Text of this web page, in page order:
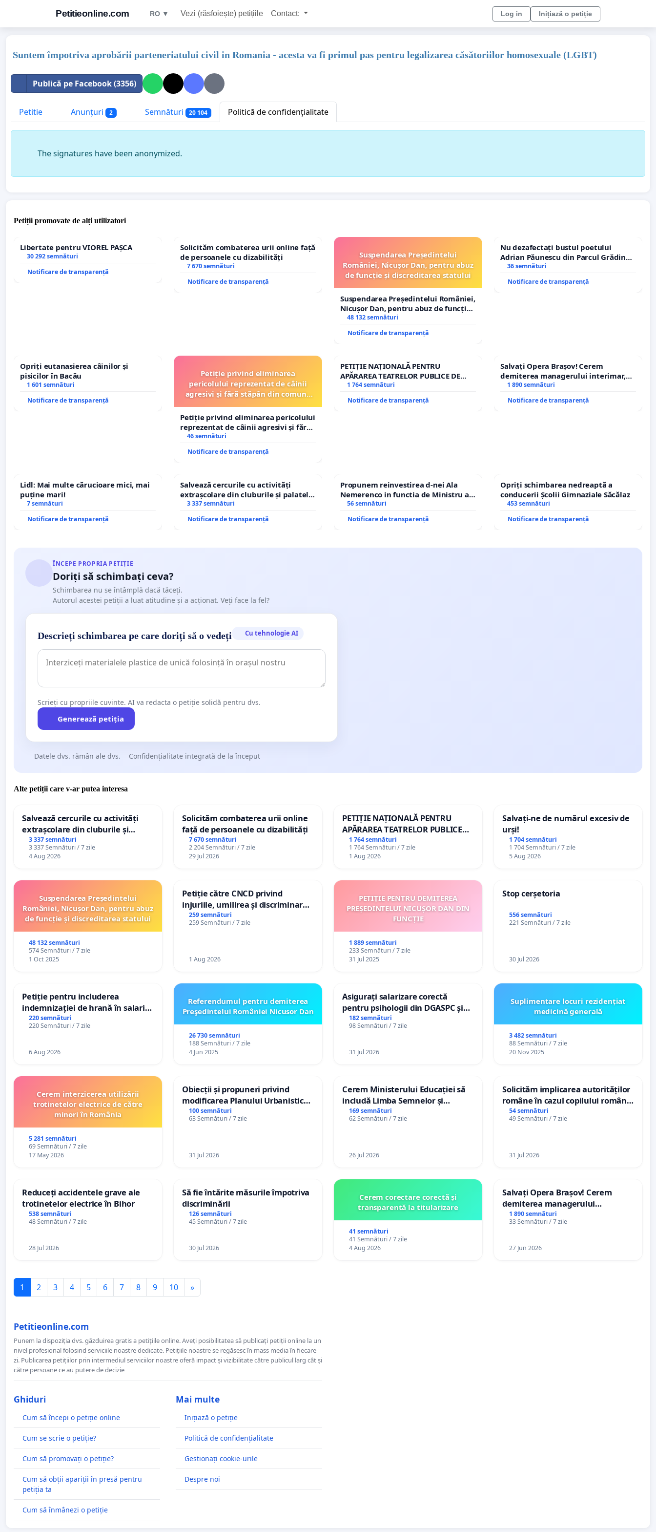
Petitieonline.com RO ▼ Vezi (răsfoiește) petițiile Contact: Log in Inițiază o petiție
Suntem împotriva aprobării parteneriatului civil in Romania - acesta va fi primul pas pentru legalizarea căsătoriilor homosexuale (LGBT)
Publică pe Facebook (3356)
Petitie Anunțuri 2 Semnături 20 104 Politică de confidențialitate
The signatures have been anonymized.
Petiții promovate de alți utilizatori
Libertate pentru VIOREL PAȘCA
30 292 semnături
Notificare de transparență
Solicităm combaterea urii online față
de persoanele cu dizabilități
7 670 semnături
Notificare de transparență
Suspendarea Președintelui
României, Nicușor Dan, pentru abuz
de funcție și discreditarea statului
Suspendarea Președintelui României,
Nicușor Dan, pentru abuz de funcție
și discreditarea statului
48 132 semnături
Notificare de transparență
Nu dezafectați bustul poetului
Adrian Păunescu din Parcul Grădina
Icoanei! Stop cenzurii culturale!
36 semnături
Notificare de transparență
Opriți eutanasierea câinilor și
pisicilor în Bacău
1 601 semnături
Notificare de transparență
Petiție privind eliminarea
pericolului reprezentat de câinii
agresivi și fără stăpân din comuna
Petiție privind eliminarea pericolului
reprezentat de câinii agresivi și fără
stăpân din comuna Tunari
46 semnături
Notificare de transparență
PETIȚIE NAȚIONALĂ PENTRU
APĂRAREA TEATRELOR PUBLICE DE
REPERTORIU DIN ROMÂNIA
1 764 semnături
Notificare de transparență
Salvați Opera Brașov! Cerem
demiterea managerului interimar,
Petrean Lucian-Marius!
1 890 semnături
Notificare de transparență
Lidl: Mai multe cărucioare mici, mai
puține mari!
7 semnături
Notificare de transparență
Salvează cercurile cu activități
extrașcolare din cluburile și palatele
copiilor
3 337 semnături
Notificare de transparență
Propunem reinvestirea d-nei Ala
Nemerenco in functia de Ministru al
Sanatatii
56 semnături
Notificare de transparență
Opriți schimbarea nedreaptă a
conducerii Școlii Gimnaziale Săcălaz
453 semnături
Notificare de transparență
ÎNCEPE PROPRIA PETIȚIE
Doriți să schimbați ceva?
Schimbarea nu se întâmplă dacă tăceți.
Autorul acestei petiții a luat atitudine și a acționat. Veți face la fel?
Descrieți schimbarea pe care doriți să o vedeți Cu tehnologie AI
Scrieți cu propriile cuvinte. AI va redacta o petiție solidă pentru dvs.
Generează petiția
Datele dvs. rămân ale dvs. Confidențialitate integrată de la început
Alte petiții care v-ar putea interesa
Salvează cercurile cu activități
extrașcolare din cluburile și
palatele copiilor
3 337 semnături
3 337 Semnături / 7 zile
4 Aug 2026
Solicităm combaterea urii online
față de persoanele cu dizabilități
7 670 semnături
2 204 Semnături / 7 zile
29 Jul 2026
PETIȚIE NAȚIONALĂ PENTRU
APĂRAREA TEATRELOR PUBLICE
DE REPERTORIU DIN ROMÂNIA
1 764 semnături
1 764 Semnături / 7 zile
1 Aug 2026
Salvați-ne de numărul excesiv de
urși!
1 704 semnături
1 704 Semnături / 7 zile
5 Aug 2026
Suspendarea Președintelui
României, Nicușor Dan, pentru abuz
de funcție și discreditarea statului
48 132 semnături
574 Semnături / 7 zile
1 Oct 2025
Petiție către CNCD privind
injuriile, umilirea și discriminarea
persoanelor cu dizabilități de
către utilizatorul TikTok „Gorici”
259 semnături
259 Semnături / 7 zile
1 Aug 2026
PETIȚIE PENTRU DEMITEREA
PREȘEDINTELUI NICUȘOR DAN DIN
FUNCȚIE
1 889 semnături
233 Semnături / 7 zile
31 Jul 2025
Stop cerșetoria
556 semnături
221 Semnături / 7 zile
30 Jul 2026
Petiție pentru includerea
indemnizației de hrană în salariul
de bază și protejarea gradațiilor
de vechime pentru asistenții
220 semnături
220 Semnături / 7 zile
6 Aug 2026
Referendumul pentru demiterea
Preşedintelui României Nicusor Dan
26 730 semnături
188 Semnături / 7 zile
4 Jun 2025
Asigurați salarizare corectă
pentru psihologii din DGASPC și
spitale
182 semnături
98 Semnături / 7 zile
31 Jul 2026
Suplimentare locuri rezidențiat
medicină generală
3 482 semnături
88 Semnături / 7 zile
20 Nov 2025
Cerem interzicerea utilizării
trotinetelor electrice de către
minori în România
5 281 semnături
69 Semnături / 7 zile
17 May 2026
Obiecții și propuneri privind
modificarea Planului Urbanistic
General al orașului Ialoveni
100 semnături
63 Semnături / 7 zile
31 Jul 2026
Cerem Ministerului Educației să
includă Limba Semnelor și
alfabetul Braille în școlile din
Republica Moldova!
169 semnături
62 Semnături / 7 zile
26 Jul 2026
Solicităm implicarea autorităților
române în cazul copilului român
Wiliam Kristian Gheorghe, aflat în
plasament în Danemarca de 12
54 semnături
49 Semnături / 7 zile
31 Jul 2026
Reduceți accidentele grave ale
trotinetelor electrice în Bihor
538 semnături
48 Semnături / 7 zile
28 Jul 2026
Să fie întărite măsurile împotriva
discriminării
126 semnături
45 Semnături / 7 zile
30 Jul 2026
Cerem corectare corectă și
transparentă la titularizare
41 semnături
41 Semnături / 7 zile
4 Aug 2026
Salvați Opera Brașov! Cerem
demiterea managerului
interimar, Petrean Lucian-Marius!
1 890 semnături
33 Semnături / 7 zile
27 Jun 2026
1 2 3 4 5 6 7 8 9 10 »
Petitieonline.com
Punem la dispoziția dvs. găzduirea gratis a petițiile online. Aveți posibilitatea să publicați petiții online la un
nivel profesional folosind serviciile noastre dedicate. Petițiile noastre se regăsesc în mass media în fiecare
zi. Publicarea petițiilor prin intermediul serviciilor noastre oferă impact și vizibilitate către publicul larg cât și
către persoane ce au putere de decizie
Ghiduri
Cum să începi o petiție online
Cum se scrie o petiție?
Cum să promovați o petiție?
Cum să obții apariții în presă pentru
petiția ta
Cum să înmânezi o petiție
Mai multe
Inițiază o petiție
Politică de confidențialitate
Gestionați cookie-urile
Despre noi